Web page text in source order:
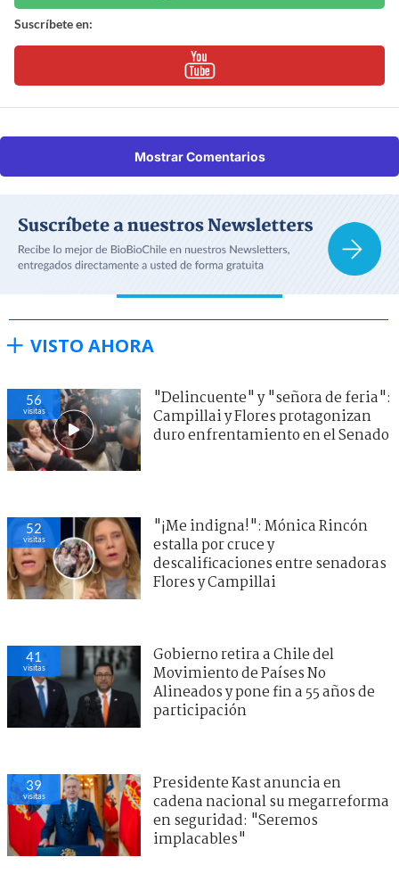
Suscríbete en:
Mostrar Comentarios
VISTO AHORA
56
visitas
"Delincuente" y "señora de feria":
Campillai y Flores protagonizan
duro enfrentamiento en el Senado
52
visitas
"¡Me indigna!": Mónica Rincón
estalla por cruce y
descalificaciones entre senadoras
Flores y Campillai
41
visitas
Gobierno retira a Chile del
Movimiento de Países No
Alineados y pone fin a 55 años de
participación
39
visitas
Presidente Kast anuncia en
cadena nacional su megarreforma
en seguridad: "Seremos
implacables"